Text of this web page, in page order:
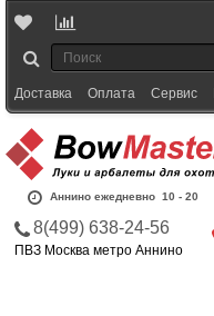
Доставка Оплата Сервис
Аннино ежедневно 10 - 20
8(499) 638-24-56
ПВЗ Москва метро Аннино